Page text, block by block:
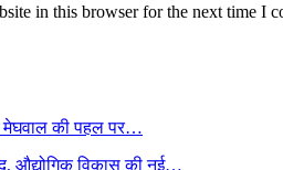
in this browser for the next time I
मेघवाल की पहल पर…
औद्योगिक विकास की नई…